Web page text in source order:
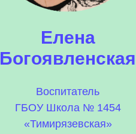
Елена
Богоявленская
Воспитатель
ГБОУ Школа № 1454
«Тимирязевская»